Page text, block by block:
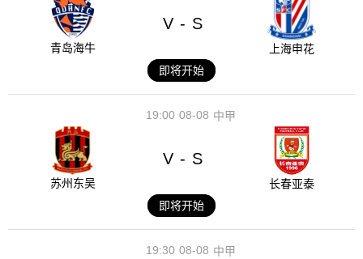
青岛海牛
V - S
上海申花
即将开始
08-08
19:00 中甲
苏州东吴
V - S
长春亚泰
即将开始
08-08
19:30 中甲